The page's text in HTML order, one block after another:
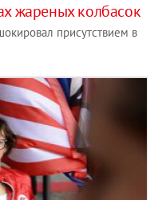
жареных колбасок
присутствием в